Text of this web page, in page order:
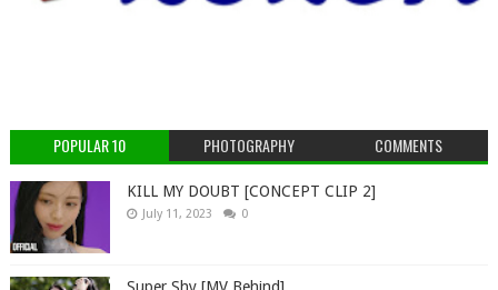
POPULAR 10 PHOTOGRAPHY COMMENTS
KILL MY DOUBT [CONCEPT CLIP 2]
July 11, 2023 0